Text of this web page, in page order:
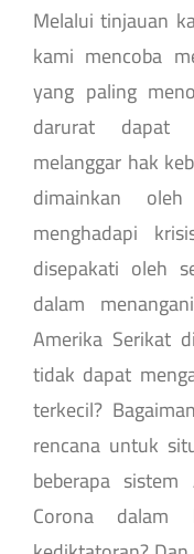
Melalui tinjauan
kami mencoba
yang paling
darurat dapat
melanggar hak
dimainkan
menghadapi
disepakati oleh
dalam
Amerika Serikat
tidak dapat
terkecil?
rencana untuk
beberapa
Corona dalam